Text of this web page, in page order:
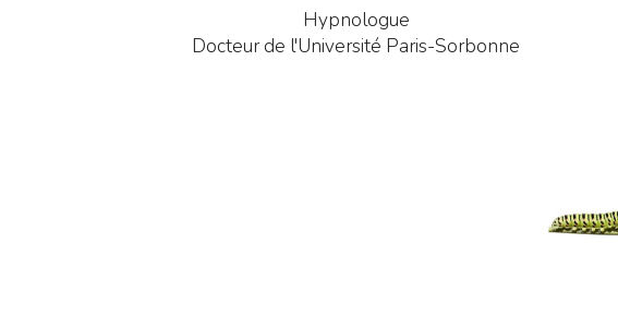
Hypnologue
Docteur de l'Université Paris-Sorbonne